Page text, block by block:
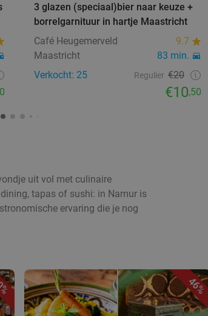
3 glazen (speciaal)bier naar keuze +
borrelgarnituur in hartje Maastricht
Café Heugemerveld
9.7
Maastricht
83 min.
Verkocht: 25
Regulier €20
€10,50
uit vol met culinaire
tapas of sushi: in Namur is
ervaring die je nog
46%